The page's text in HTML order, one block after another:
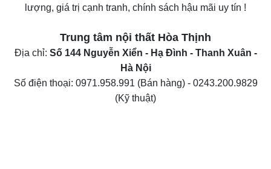
lượng, giá trị cạnh tranh, chính sách hậu mãi uy tín !
Trung tâm nội thất Hòa Thịnh
Địa chỉ: Số 144 Nguyễn Xiển - Hạ Đình - Thanh Xuân -
Hà Nội
Số điện thoại: 0971.958.991 (Bán hàng) - 0243.200.9829
(Kỹ thuật)